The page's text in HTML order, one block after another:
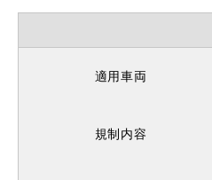
適用車両
規制内容